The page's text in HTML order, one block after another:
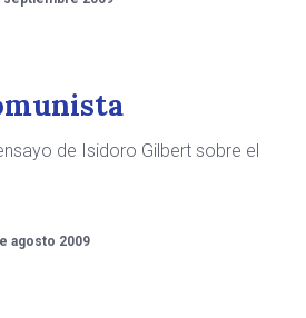
de Isidoro Gilbert sobre el
agosto 2009